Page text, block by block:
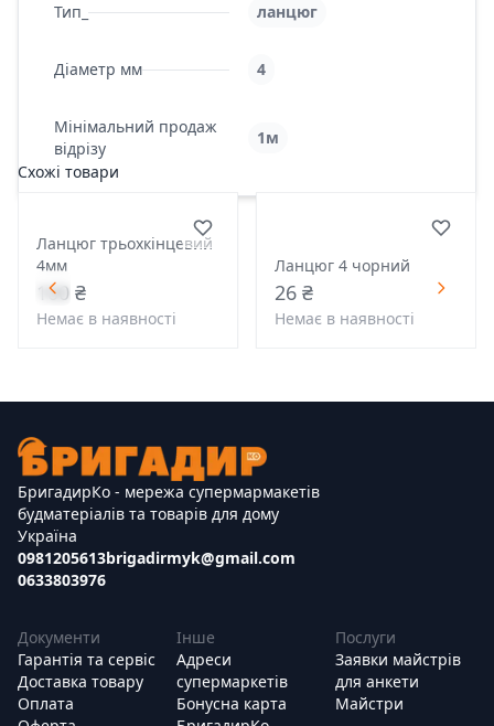
Тип_ ланцюг
Діаметр мм 4
Мінімальний продаж
відрізу
1м
Схожі товари
Ланцюг трьохкінцевий
4мм
100 ₴
Немає в наявності
Ланцюг 4 чорний
26 ₴
Немає в наявності
БригадирКо - мережа супермармакетів
будматеріалів та товарів для дому
Україна
0981205613
0633803976
brigadirmyk@gmail.com
Документи
Гарантія та сервіс
Доставка товару
Оплата
Інше
Адреси
супермаркетів
Бонусна карта
Послуги
Заявки майстрів
для анкети
Майстри